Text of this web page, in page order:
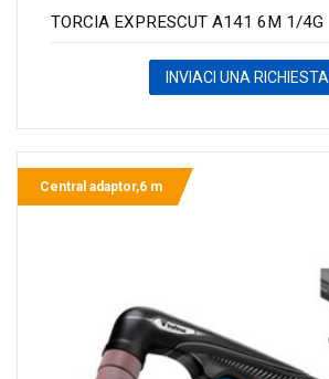
TORCIA EXPRESCUT A141 6M 1/4G
INVIACI UNA RICHIESTA
Central adaptor,6 m